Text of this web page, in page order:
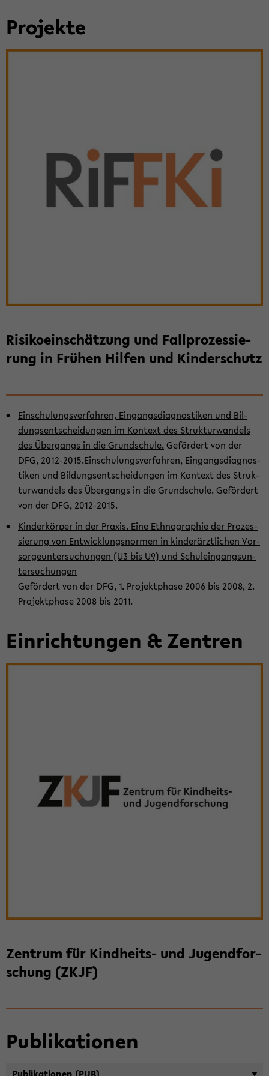
Pro­jek­te
Ri­si­ko­ein­schät­zung und Fall­pro­zes­sie­
rung in Frü­hen Hil­fen und Kin­der­schutz
Ein­schu­lungs­ver­fah­ren, Ein­gangs­dia­gnos­ti­ken und Bil­
dungs­ent­schei­dun­gen im Kon­text des Struk­tur­wan­dels
des Über­gangs in die Grund­schu­le. Ge­för­dert von der
DFG, 2012-​2015.Ein­schu­lungs­ver­fah­ren, Ein­gangs­dia­gnos­
ti­ken und Bil­dungs­ent­schei­dun­gen im Kon­text des Struk­
tur­wan­dels des Über­gangs in die Grund­schu­le. Ge­för­dert
von der DFG, 2012-​2015.
Kin­der­kör­per in der Pra­xis. Eine Eth­no­gra­phie der Pro­zes­
sie­rung von Ent­wick­lungs­nor­men in kin­der­ärzt­li­chen Vor­
sor­ge­un­ter­su­chun­gen (U3 bis U9) und Schul­ein­gangs­un­
ter­su­chun­gen
Ge­för­dert von der DFG, 1. Pro­jekt­pha­se 2006 bis 2008, 2.
Pro­jekt­pha­se 2008 bis 2011.
Ein­rich­tun­gen & Zen­tren
Zen­trum für Kindheits-​ und Ju­gend­for­
schung (ZKJF)
Pu­bli­ka­tio­nen